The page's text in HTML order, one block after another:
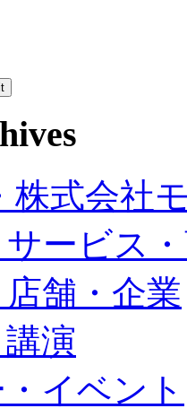
株式会社
ービス
舗・企業
演
イベント